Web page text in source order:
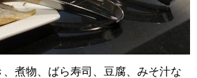
煮物、ばら寿司、豆腐、みそ汁な